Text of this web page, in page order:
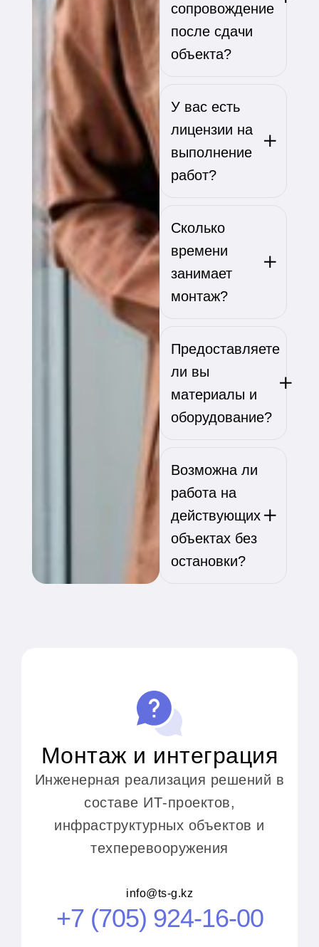
сопровождение
после сдачи
объекта?
У вас есть
лицензии на
выполнение
работ?
Сколько
времени
занимает
монтаж?
Предоставляете
ли вы
материалы и
оборудование?
Возможна ли
работа на
действующих
объектах без
остановки?
Монтаж и интеграция
Инженерная реализация решений в
составе ИТ-проектов,
инфраструктурных объектов и
техперевооружения
info@ts-g.kz
+7 (705) 924-16-00